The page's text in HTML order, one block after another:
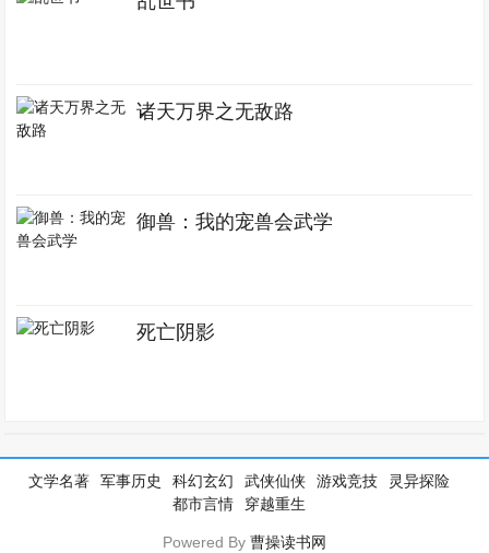
诸天万界之无敌路
御兽：我的宠兽会武学
死亡阴影
文学名著 军事历史 科幻玄幻 武侠仙侠 游戏竞技
灵异探险
都市言情
穿越重生
Powered By 曹操读书网